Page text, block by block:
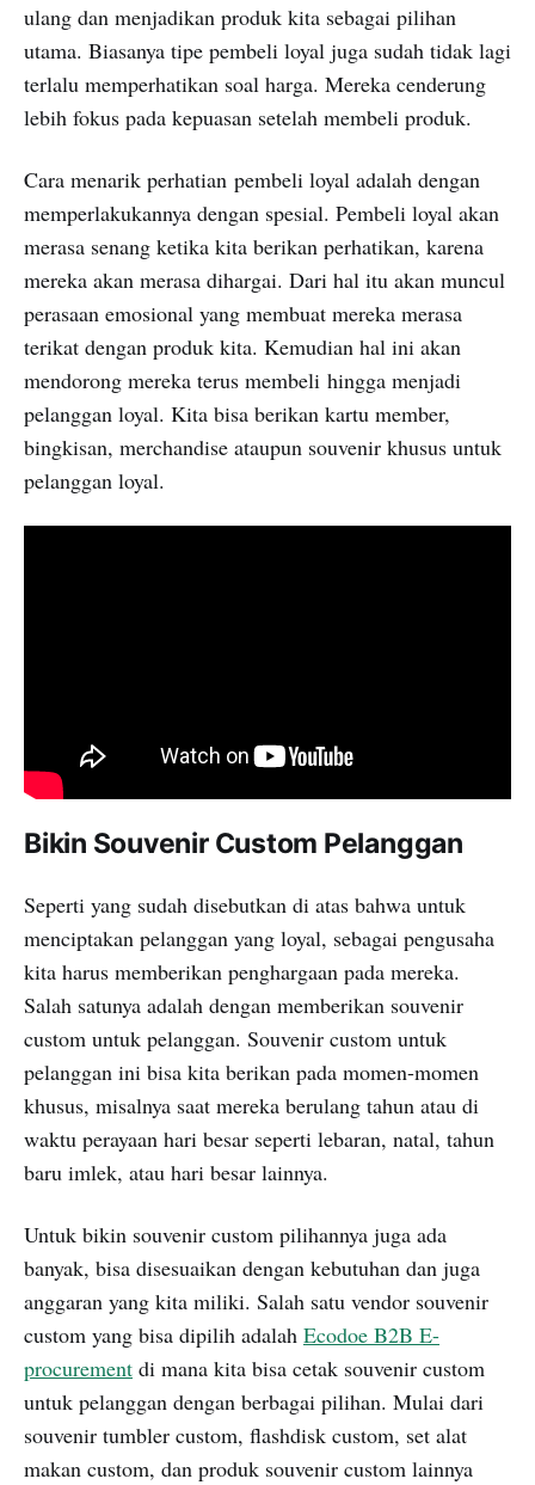
ulang dan menjadikan produk kita sebagai pilihan
utama. Biasanya tipe pembeli loyal juga sudah tidak lagi
terlalu memperhatikan soal harga. Mereka cenderung
lebih fokus pada kepuasan setelah membeli produk.
Cara menarik perhatian pembeli loyal adalah dengan
memperlakukannya dengan spesial. Pembeli loyal akan
merasa senang ketika kita berikan perhatikan, karena
mereka akan merasa dihargai. Dari hal itu akan muncul
perasaan emosional yang membuat mereka merasa
terikat dengan produk kita. Kemudian hal ini akan
mendorong mereka terus membeli hingga menjadi
pelanggan loyal. Kita bisa berikan kartu member,
bingkisan, merchandise ataupun souvenir khusus untuk
pelanggan loyal.
Bikin Souvenir Custom Pelanggan
Seperti yang sudah disebutkan di atas bahwa untuk
menciptakan pelanggan yang loyal, sebagai pengusaha
kita harus memberikan penghargaan pada mereka.
Salah satunya adalah dengan memberikan souvenir
custom untuk pelanggan. Souvenir custom untuk
pelanggan ini bisa kita berikan pada momen-momen
khusus, misalnya saat mereka berulang tahun atau di
waktu perayaan hari besar seperti lebaran, natal, tahun
baru imlek, atau hari besar lainnya.
Untuk bikin souvenir custom pilihannya juga ada
banyak, bisa disesuaikan dengan kebutuhan dan juga
anggaran yang kita miliki. Salah satu vendor souvenir
custom yang bisa dipilih adalah Ecodoe B2B E-
procurement di mana kita bisa cetak souvenir custom
untuk pelanggan dengan berbagai pilihan. Mulai dari
souvenir tumbler custom, flashdisk custom, set alat
makan custom, dan produk souvenir custom lainnya